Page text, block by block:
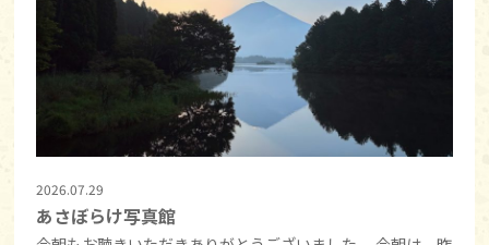
2026.07.29
あさぼらけ写真館